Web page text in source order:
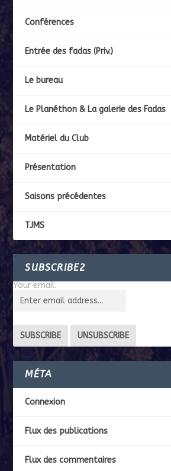
Conférences
Entrée des fadas (Priv.)
Le bureau
Le Planéthon & La galerie des Fadas
Matériel du Club
Présentation
Saisons précédentes
TJMS
SUBSCRIBE2
Your email:
MÉTA
Connexion
Flux des publications
Flux des commentaires